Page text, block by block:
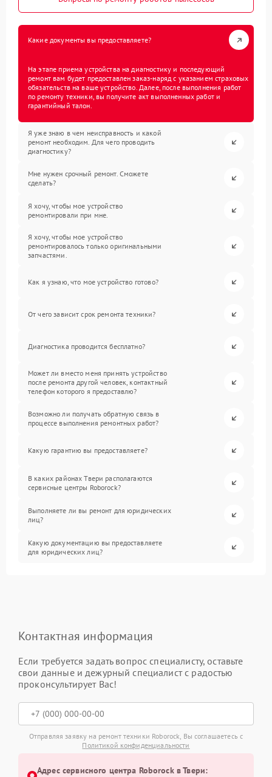
Какие документы вы предоставляете?
На этапе приема устройства на диагностику и последующий
ремонт вам будет предоставлен заказ-наряд с указанием страховых
обязательств на ваше устройство. Далее, после выполнения работ
по ремонту техники, вы получите акт выполненных работ и
гарантийный талон.
Я уже знаю в чем неисправность и какой
ремонт необходим. Для чего проводить
диагностику?
Мне нужен срочный ремонт. Сможете
сделать?
Я хочу, чтобы мое устройство
ремонтировали при мне.
Я хочу, чтобы мое устройство
ремонтировалось только оригинальными
запчастями.
Как я узнаю, что мое устройство готово?
От чего зависит срок ремонта техники?
Диагностика проводится бесплатно?
Может ли вместо меня принять устройство
после ремонта другой человек, контактный
телефон которого я предоставлю?
Возможно ли получать обратную связь в
процессе выполнения ремонтных работ?
Какую гарантию вы предоставляете?
В каких районах Твери располагаются
сервисные центры Roborock?
Выполняете ли вы ремонт для юридических
лиц?
Какую документацию вы предоставляете
для юридических лиц?
Контактная информация
Если требуется задать вопрос специалисту, оставьте
свои данные и дежурный специалист с радостью
проконсультирует Вас!
Отправляя заявку на ремонт техники Roborock, Вы соглашаетесь с
Политикой конфиденциальности
Адрес сервисного центра Roborock в Твери: